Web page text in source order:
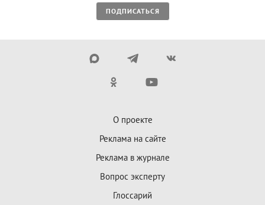
ПОДПИСАТЬСЯ
О проекте
Реклама на сайте
Реклама в журнале
Вопрос эксперту
Глоссарий